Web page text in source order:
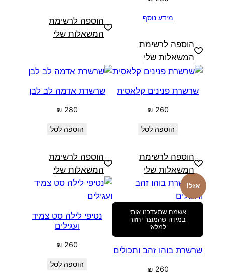
מידע נוסף
הוספה לרשימת
המשאלות שלי
הוספה לרשימת
המשאלות שלי
שרשרת פנינים קלאסית
₪ 260
הוספה לסל
הוספה לרשימת
המשאלות שלי
שרשרת אדמה לב לבן
₪ 280
הוספה לסל
הוספה לרשימת
המשאלות שלי
אזל!
אשמח שתעדכנו אותי
במידה שהמוצר יחזור
למלאי
שרשרת בוהו זהב ותכולים
₪ 260
נטיפי לילה סט צמיד
ועגילים
₪ 260
הוספה לסל